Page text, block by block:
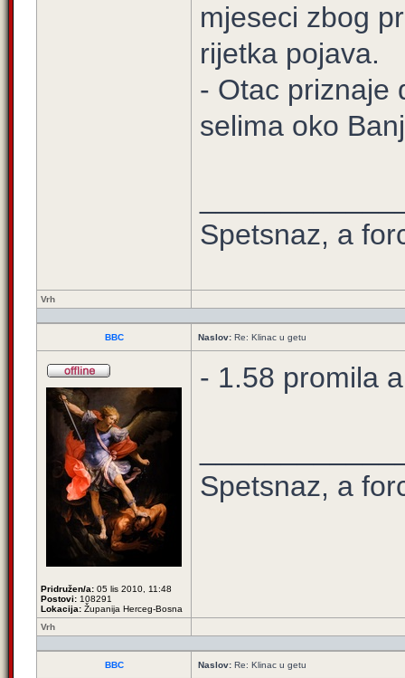
mjeseci zbog
rijetka pojava.
- Otac priznaje
selima oko
Spetsnaz, a
Vrh
BBC Naslov: Re: Klinac u getu
Pridružen/a: 05 lis 2010, 11:48
Postovi: 108291
Lokacija: Županija Herceg-Bosna
- 1.58 promila
Spetsnaz, a
Vrh
BBC Naslov: Re: Klinac u getu